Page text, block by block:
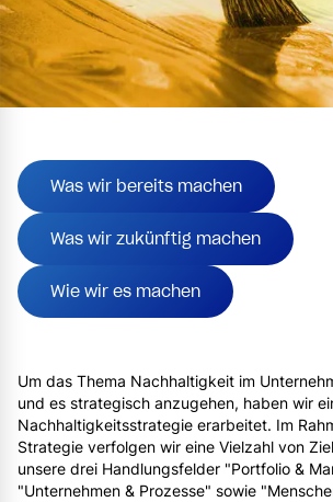
Was wir bereits machen
Was wir zukünftig machen
Wie wir es machen
Um das Thema Nachhaltigkeit im
und es strategisch anzugehen, haben wir
Nachhaltigkeitsstrategie erarbeitet. Im
Strategie verfolgen wir eine Vielzahl von
unsere drei Handlungsfelder "Portfolio &
"Unternehmen & Prozesse" sowie